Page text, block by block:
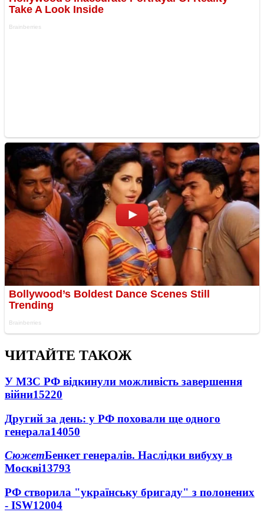
ЧИТАЙТЕ ТАКОЖ
У МЗС РФ відкинули можливість завершення
війни15220
Другий за день: у РФ поховали ще одного
генерала14050
СюжетБенкет генералів. Наслідки вибуху в
Москві13793
РФ створила "українську бригаду" з полонених
- ISW12004